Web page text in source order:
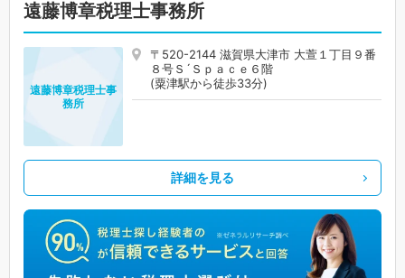
遠藤博章税理士事務所
〒520-2144 滋賀県大津市 大萱１丁目９番
８号Ｓ´Ｓｐａｃｅ６階
(粟津駅から徒歩33分)
遠藤博章税理士事
務所
詳細を見る